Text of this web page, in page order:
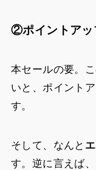
②ポイントアッ
本セールの要。
いと、ポイント
す。
そして、なんと
す。逆に言えば、